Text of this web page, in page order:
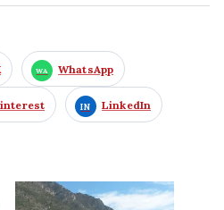
WhatsApp
LinkedIn